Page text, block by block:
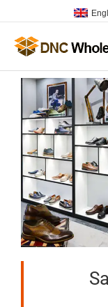
para
conteúdo